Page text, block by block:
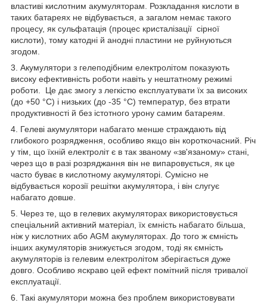
властиві кислотним акумуляторам. Розкладання кислоти в
таких батареях не відбувається, а загалом немає такого
процесу, як сульфатація (процес кристалізації сірної
кислоти), тому катодні й анодні пластини не руйнуються
згодом.
3. Акумулятори з гелеподібним електролітом показують
високу ефективність роботи навіть у нештатному режимі
роботи. Це дає змогу з легкістю експлуатувати їх за високих
(до +50 °C) і низьких (до -35 °C) температур, без втрати
продуктивності й без істотного урону самим батареям.
4. Гелеві акумулятори набагато менше страждають від
глибокого розрядження, особливо якщо він короткочасний. Річ
у тім, що їхній електроліт є в так званому «зв'язаному» стані,
через що в разі розряджання він не випаровується, як це
часто буває в кислотному акумуляторі. Сумісно не
відбувається корозії решітки акумулятора, і він слугує
набагато довше.
5. Через те, що в гелевих акумуляторах використовується
спеціальний активний матеріал, їх ємність набагато більша,
ніж у кислотних або AGM акумуляторах. До того ж ємність
інших акумуляторів знижується згодом, тоді як ємність
акумуляторів із гелевим електролітом зберігається дуже
довго. Особливо яскраво цей ефект помітний після тривалої
експлуатації.
6. Такі акумулятори можна без проблем використовувати